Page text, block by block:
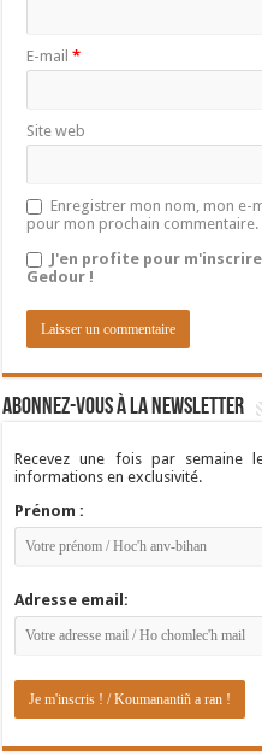
E-mail*
Site web
Enregistrer mon nom, mon e-
pour mon prochain commentaire.
J'en profite pour
Gedour !
Abonnez-vous à la newsletter
Recevez une fois par semaine
informations en exclusivité.
Prénom :
Adresse email: